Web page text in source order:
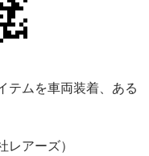
ムを車両装着、ある
アーズ）